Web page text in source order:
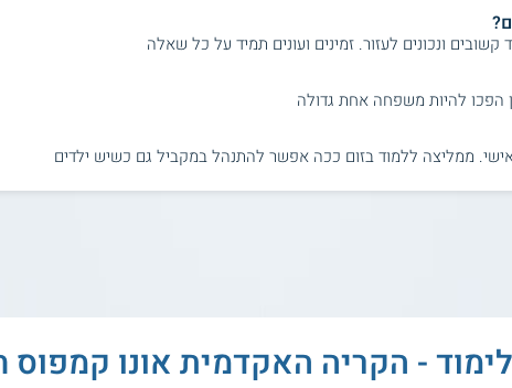
ונכונים לעזור. זמינים ועונים תמיד על כל שאלה
הפכו להיות משפחה אחת גדולה
ממליצה ללמוד בזום ככה אפשר להתנהל במקביל גם כשיש ילדים
- הקריה האקדמית אונו קמפוס